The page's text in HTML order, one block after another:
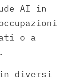
AI in
o a
diversi